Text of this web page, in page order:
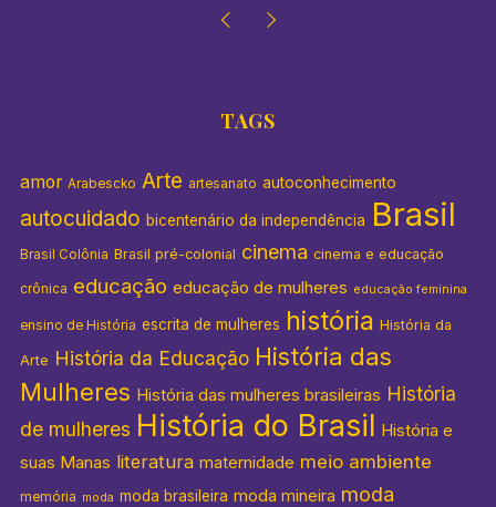
TAGS
amor Arabescko Arte artesanato autoconhecimento
autocuidado bicentenário da independência Brasil
Brasil Colônia Brasil pré-colonial cinema cinema e educação
crônica educação educação de mulheres educação feminina
ensino de História escrita de mulheres história História da
Arte História da Educação História das
Mulheres História das mulheres brasileiras História
de mulheres História do Brasil História e
suas Manas literatura maternidade meio ambiente
memória moda moda brasileira moda mineira moda